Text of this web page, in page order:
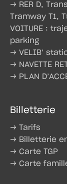
→ RER D,
Tramway T1,
VOITURE :
parking
→ VELIB’
→ NAVETTE
→ PLAN
Billetterie
→ Tarifs
→ Billetterie
→ Carte TGP
→ Carte